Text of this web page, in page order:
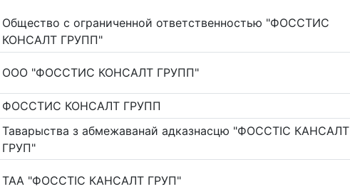
Общество с ограниченной ответственностью "ФОССТИС
КОНСАЛТ ГРУПП"
ООО "ФОССТИС КОНСАЛТ ГРУПП"
ФОССТИС КОНСАЛТ ГРУПП
Таварыства з абмежаванай адказнасцю "ФОССТІС КАНСАЛТ
ГРУП"
ТАА "ФОССТІС КАНСАЛТ ГРУП"